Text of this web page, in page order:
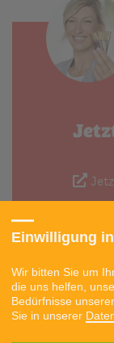
Einwilligung
Wir bitten Sie um
die uns helfen,
Bedürfnisse
Sie in unserer
BEWERBEN